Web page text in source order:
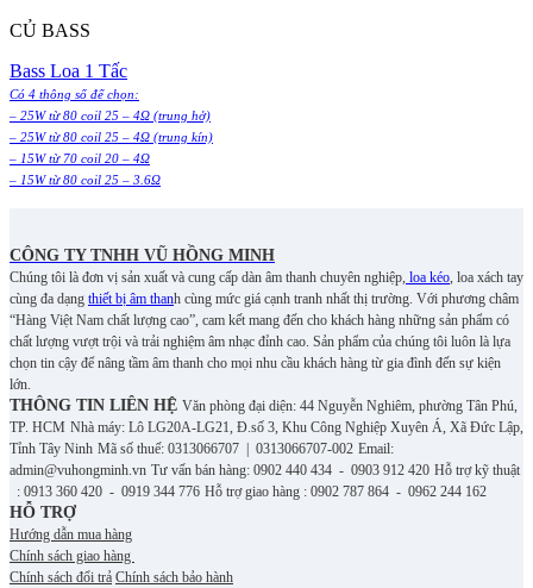
CỦ BASS
Bass Loa 1 Tấc
Có 4 thông số để chọn:
– 25W từ 80 coil 25 – 4Ω (trung hở)
– 25W từ 80 coil 25 – 4Ω (trung kín)
– 15W từ 70 coil 20 – 4Ω
– 15W từ 80 coil 25 – 3.6Ω
CÔNG TY TNHH VŨ HỒNG MINH
Chúng tôi là đơn vị sản xuất và cung cấp dàn âm thanh chuyên nghiệp, loa kéo, loa xách tay
cùng đa dạng thiết bị âm thanh cùng mức giá cạnh tranh nhất thị trường. Với phương châm
“Hàng Việt Nam chất lượng cao”, cam kết mang đến cho khách hàng những sản phẩm có
chất lượng vượt trội và trải nghiệm âm nhạc đỉnh cao. Sản phẩm của chúng tôi luôn là lựa
chọn tin cậy để nâng tầm âm thanh cho mọi nhu cầu khách hàng từ gia đình đến sự kiện
lớn.
THÔNG TIN LIÊN HỆ Văn phòng đại diện: 44 Nguyễn Nghiêm, phường Tân Phú,
TP. HCM Nhà máy: Lô LG20A-LG21, Đ.số 3, Khu Công Nghiệp Xuyên Á, Xã Đức Lập,
Tỉnh Tây Ninh Mã số thuế: 0313066707 | 0313066707-002 Email:
admin@vuhongminh.vn Tư vấn bán hàng: 0902 440 434 - 0903 912 420 Hỗ trợ kỹ thuật
: 0913 360 420 - 0919 344 776 Hỗ trợ giao hàng : 0902 787 864 - 0962 244 162
HỖ TRỢ
Hướng dẫn mua hàng
Chính sách giao hàng
Chính sách đổi trả Chính sách bảo hành